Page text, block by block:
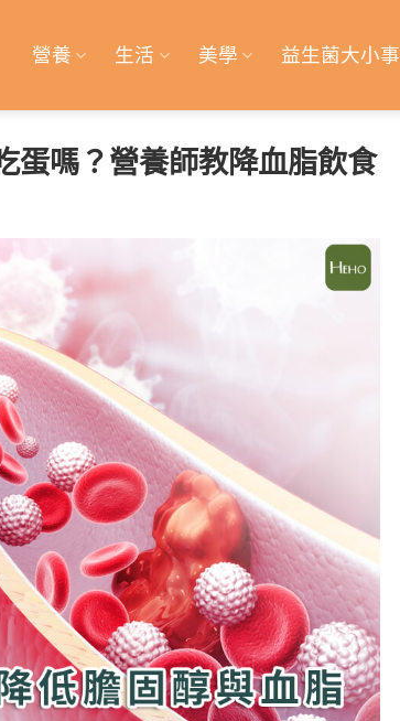
營養 生活 美學 益生菌大小事
蛋嗎？營養師教降血脂飲食